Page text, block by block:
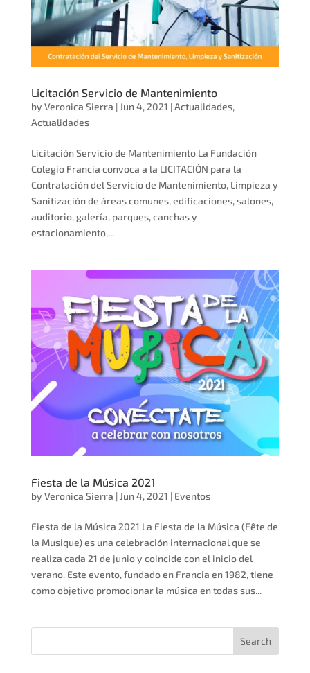
Licitación Servicio de Mantenimiento
by Veronica Sierra | Jun 4, 2021 |Actualidades,
Actualidades
Licitación Servicio de Mantenimiento La Fundación
Colegio Francia convoca a la LICITACIÓN para la
Contratación del Servicio de Mantenimiento, Limpieza y
Sanitización de áreas comunes, edificaciones, salones,
auditorio, galería, parques, canchas y
estacionamiento,...
Fiesta de la Música 2021
by Veronica Sierra | Jun 4, 2021 | Eventos
Fiesta de la Música 2021 La Fiesta de la Música (Fête de
la Musique) es una celebración internacional que se
realiza cada 21 de junio y coincide con el inicio del
verano. Este evento, fundado en Francia en 1982, tiene
como objetivo promocionar la música en todas sus...